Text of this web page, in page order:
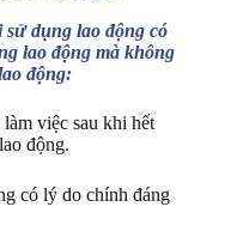
dụng lao động có
lao động mà không
động:
việc sau khi hết
động.
có lý do chính đáng